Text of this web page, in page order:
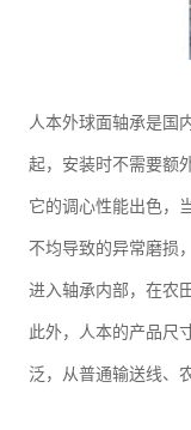
人本外球面轴承是国
起，安装时不需要额
它的调心性能出色，
不均导致的异常磨损
进入轴承内部，在农
此外，人本的产品尺
泛，从普通输送线、